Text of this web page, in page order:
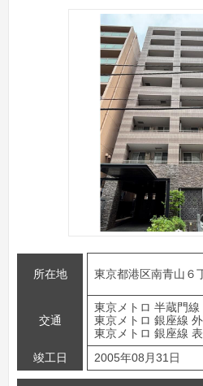
所在地 東京都港区南青山６
交通
東京メトロ 半蔵門
東京メトロ 銀座線
東京メトロ 銀座線
竣工日
2005年08月31日